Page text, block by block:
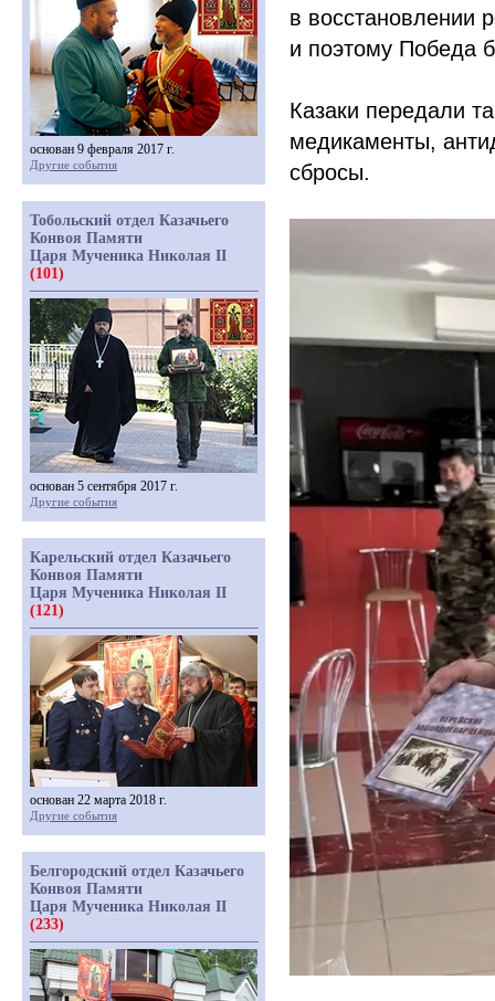
в восстановлении
и поэтому Победа
Казаки передали
медикаменты,
сбросы.
основан 9 февраля 2017 г.
Другие события
Тобольский отдел Казачьего
Конвоя Памяти
Царя Мученика Николая II
(101)
основан 5 сентября 2017 г.
Другие события
Карельский отдел Казачьего
Конвоя Памяти
Царя Мученика Николая II
(121)
основан 22 марта 2018 г.
Другие события
Белгородский отдел Казачьего
Конвоя Памяти
Царя Мученика Николая II
(233)